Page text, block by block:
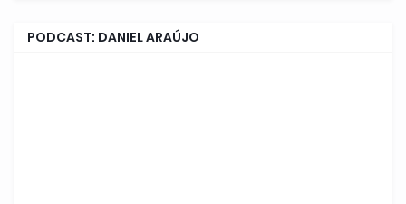
PODCAST: DANIEL ARAÚJO